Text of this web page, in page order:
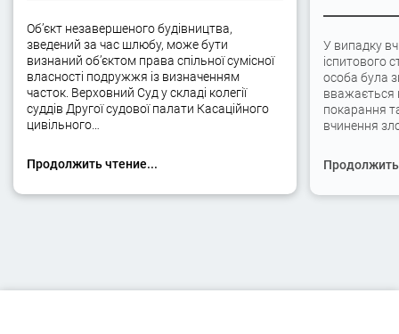
Об’єкт незавершеного будівництва,
зведений за час шлюбу, може бути
визнаний об’єктом права спільної сумісної
власності подружжя із визначенням
часток. Верховний Суд у складі колегії
суддів Другої судової палати Касаційного
цивільного…
Продолжить чтение...
У випадку
іспитового
особа була
вважається
покарання
вчинення